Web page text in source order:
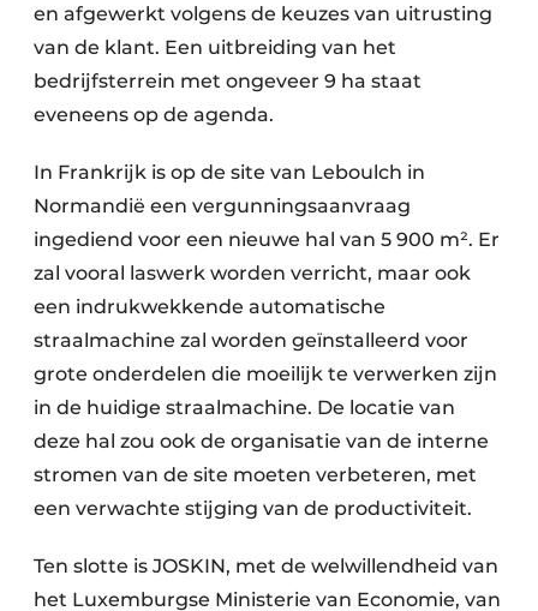
en afgewerkt volgens de keuzes van uitrusting
van de klant. Een uitbreiding van het
bedrijfsterrein met ongeveer 9 ha staat
eveneens op de agenda.
In Frankrijk is op de site van Leboulch in
Normandië een vergunningsaanvraag
ingediend voor een nieuwe hal van 5 900 m². Er
zal vooral laswerk worden verricht, maar ook
een indrukwekkende automatische
straalmachine zal worden geïnstalleerd voor
grote onderdelen die moeilijk te verwerken zijn
in de huidige straalmachine. De locatie van
deze hal zou ook de organisatie van de interne
stromen van de site moeten verbeteren, met
een verwachte stijging van de productiviteit.
Ten slotte is JOSKIN, met de welwillendheid van
het Luxemburgse Ministerie van Economie, van